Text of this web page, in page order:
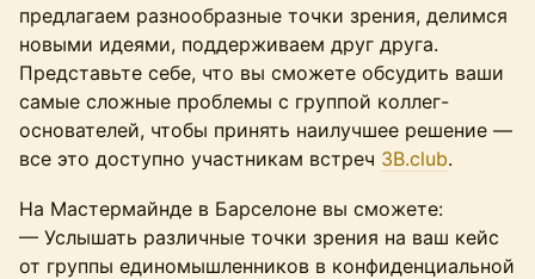
предлагаем разнообразные точки зрения, делимся
новыми идеями, поддерживаем друг друга.
Представьте себе, что вы сможете обсудить ваши
самые сложные проблемы с группой коллег-
основателей, чтобы принять наилучшее решение —
все это доступно участникам встреч 3B.club.
На Мастермайнде в Барселоне вы сможете:
— Услышать различные точки зрения на ваш кейс
от группы единомышленников в конфиденциальной